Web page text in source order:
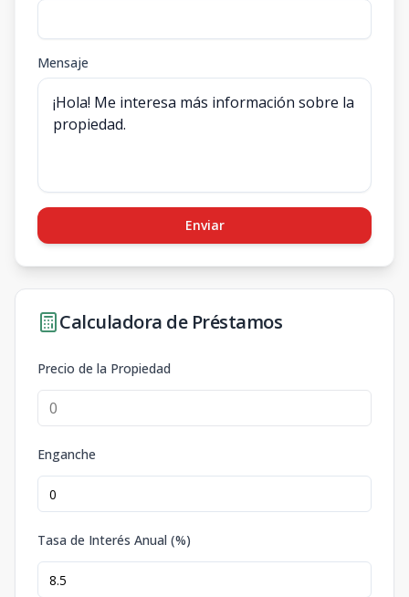
Mensaje
Enviar
Calculadora de Préstamos
Precio de la Propiedad
Enganche
Tasa de Interés Anual (%)